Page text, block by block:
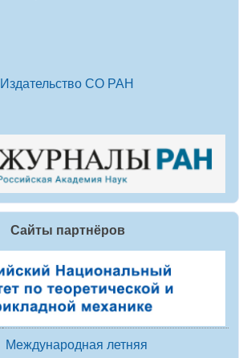
Издательство СО РАН
Сайты партнёров
Международная летняя